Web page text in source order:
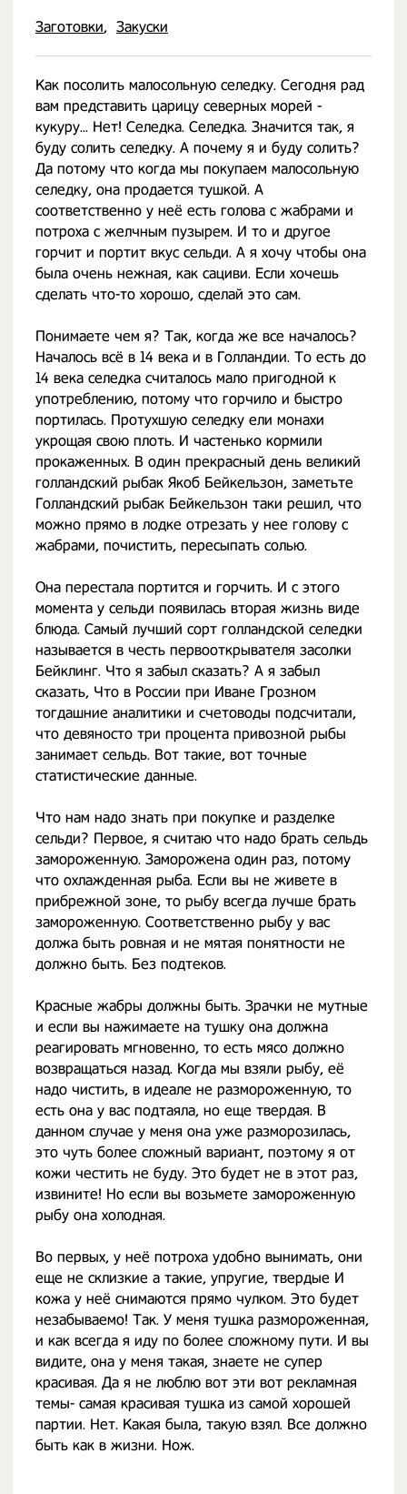
Заготовки Закуски
Как посолить малосольную селедку. Сегодня рад
вам представить царицу северных морей -
кукуру... Нет! Селедка. Селедка. Значится так, я
буду солить селедку. А почему я и буду солить?
Да потому что когда мы покупаем малосольную
селедку, она продается тушкой. А
соответственно у неё есть голова с жабрами и
потроха с желчным пузырем. И то и другое
горчит и портит вкус сельди. А я хочу чтобы она
была очень нежная, как сациви. Если хочешь
сделать что-то хорошо, сделай это сам.
Понимаете чем я? Так, когда же все началось?
Началось всё в 14 века и в Голландии. То есть до
14 века селедка считалось мало пригодной к
употреблению, потому что горчило и быстро
портилась. Протухшую селедку ели монахи
укрощая свою плоть. И частенько кормили
прокаженных. В один прекрасный день великий
голландский рыбак Якоб Бейкельзон, заметьте
Голландский рыбак Бейкельзон таки решил, что
можно прямо в лодке отрезать у нее голову с
жабрами, почистить, пересыпать солью.
Она перестала портится и горчить. И с этого
момента у сельди появилась вторая жизнь виде
блюда. Самый лучший сорт голландской селедки
называется в честь первооткрывателя засолки
Бейклинг. Что я забыл сказать? А я забыл
сказать, Что в России при Иване Грозном
тогдашние аналитики и счетоводы подсчитали,
что девяносто три процента привозной рыбы
занимает сельдь. Вот такие, вот точные
статистические данные.
Что нам надо знать при покупке и разделке
сельди? Первое, я считаю что надо брать сельдь
замороженную. Заморожена один раз, потому
что охлажденная рыба. Если вы не живете в
прибрежной зоне, то рыбу всегда лучше брать
замороженную. Соответственно рыбу у вас
должа быть ровная и не мятая понятности не
должно быть. Без подтеков.
Красные жабры должны быть. Зрачки не мутные
и если вы нажимаете на тушку она должна
реагировать мгновенно, то есть мясо должно
возвращаться назад. Когда мы взяли рыбу, её
надо чистить, в идеале не размороженную, то
есть она у вас подтаяла, но еще твердая. В
данном случае у меня она уже разморозилась,
это чуть более сложный вариант, поэтому я от
кожи честить не буду. Это будет не в этот раз,
извините! Но если вы возьмете замороженную
рыбу она холодная.
Во первых, у неё потроха удобно вынимать, они
еще не склизкие а такие, упругие, твердые И
кожа у неё снимаются прямо чулком. Это будет
незабываемо! Так. У меня тушка размороженная,
и как всегда я иду по более сложному пути. И вы
видите, она у меня такая, знаете не супер
красивая. Да я не люблю вот эти вот рекламная
темы- самая красивая тушка из самой хорошей
партии. Нет. Какая была, такую взял. Все должно
быть как в жизни. Нож.